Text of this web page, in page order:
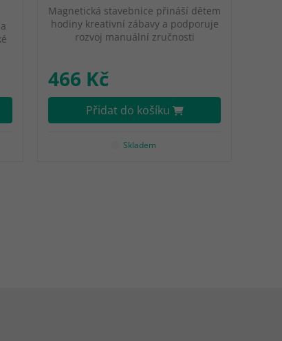
Magnetická stavebnice přináší dětem
hodiny kreativní zábavy a podporuje
rozvoj manuální zručnosti
466 Kč
Přidat do košíku
Skladem